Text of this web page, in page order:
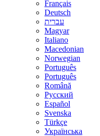
Français
Deutsch
עברית
Magyar
Italiano
Macedonian
Norwegian
Português
Português
Română
Русский
Español
Svenska
Türkçe
Українська